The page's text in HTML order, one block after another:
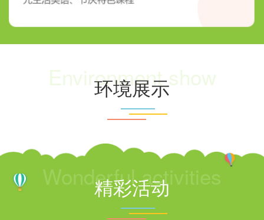
Environment show
环境展示
Wonderful activities
精彩活动